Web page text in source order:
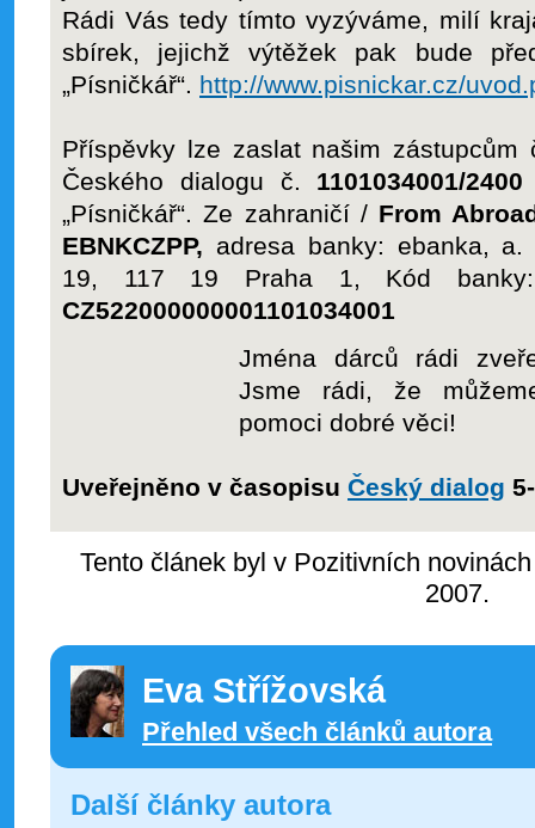
Rádi Vás tedy tímto vyzýváme, milí
sbírek, jejichž výtěžek pak bude
„Písničkář“. http://www.pisnickar.cz/
Příspěvky lze zaslat našim
Českého dialogu č. 1101034001/2400
„Písničkář“. Ze zahraničí / From
EBNKCZPP, adresa banky: ebanka,
19, 117 19 Praha 1, Kód
CZ522000000001101034001
Jména dárců rádi
Jsme rádi, že
pomoci dobré věci!
Uveřejněno v časopisu Český dialog
Tento článek byl v Pozitivních
2007.
Eva Střížovská
Přehled všech článků autora
Další články autora